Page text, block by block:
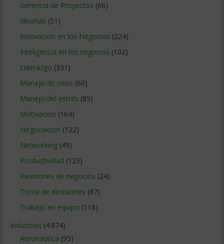
Gerencia de Proyectos (66)
Idiomas (51)
Innovacion en los Negocios (224)
Inteligencia en los negocios (102)
Liderazgo (331)
Manejo de crisis (60)
Manejo del estrés (85)
Motivacion (164)
Negociacion (122)
Networking(49)
Productividad (123)
Reuniones de negocios (24)
Toma de decisiones (87)
Trabajo en equipo (118)
Industrias (4.874)
Aeronautica (95)